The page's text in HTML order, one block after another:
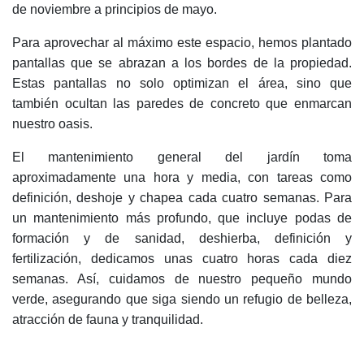
de noviembre a principios de mayo.
Para aprovechar al máximo este espacio, hemos plantado
pantallas que se abrazan a los bordes de la propiedad.
Estas pantallas no solo optimizan el área, sino que
también ocultan las paredes de concreto que enmarcan
nuestro oasis.
El mantenimiento general del jardín toma
aproximadamente una hora y media, con tareas como
definición, deshoje y chapea cada cuatro semanas. Para
un mantenimiento más profundo, que incluye podas de
formación y de sanidad, deshierba, definición y
fertilización, dedicamos unas cuatro horas cada diez
semanas. Así, cuidamos de nuestro pequeño mundo
verde, asegurando que siga siendo un refugio de belleza,
atracción de fauna y tranquilidad.